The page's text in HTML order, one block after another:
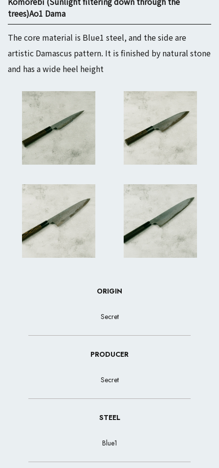
trees)Ao1 Dama
The core material is Blue1 steel, and the side are
artistic Damascus pattern. It is finished by natural stone
and has a wide heel height
ORIGIN
Secret
PRODUCER
Secret
STEEL
Blue1